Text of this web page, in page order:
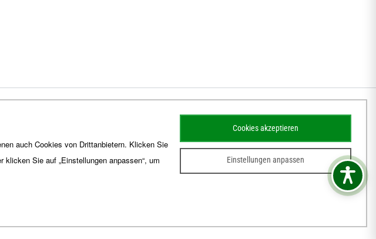
auch Cookies von Drittanbietern. Klicken Sie
Sie auf „Einstellungen anpassen“, um
Einstellungen anpassen
Cookies akzeptieren